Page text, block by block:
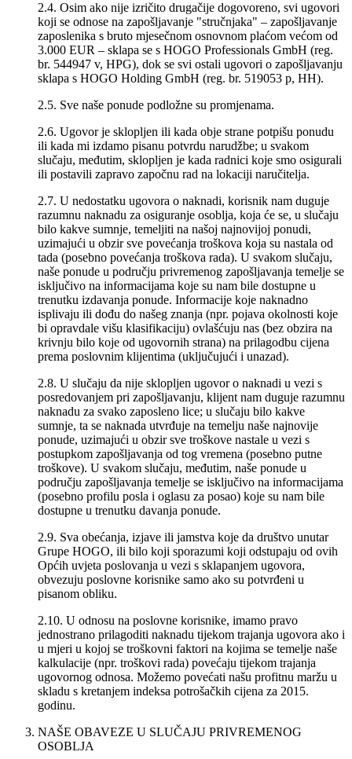
2.4. Osim ako nije izričito drugačije dogovoreno, svi ugovori
koji se odnose na zapošljavanje "stručnjaka" – zapošljavanje
zaposlenika s bruto mjesečnom osnovnom plaćom većom od
3.000 EUR – sklapa se s HOGO Professionals GmbH (reg.
br. 544947 v, HPG), dok se svi ostali ugovori o zapošljavanju
sklapa s HOGO Holding GmbH (reg. br. 519053 p, HH).
2.5. Sve naše ponude podložne su promjenama.
2.6. Ugovor je sklopljen ili kada obje strane potpišu ponudu
ili kada mi izdamo pisanu potvrdu narudžbe; u svakom
slučaju, međutim, sklopljen je kada radnici koje smo osigurali
ili postavili zapravo započnu rad na lokaciji naručitelja.
2.7. U nedostatku ugovora o naknadi, korisnik nam duguje
razumnu naknadu za osiguranje osoblja, koja će se, u slučaju
bilo kakve sumnje, temeljiti na našoj najnovijoj ponudi,
uzimajući u obzir sve povećanja troškova koja su nastala od
tada (posebno povećanja troškova rada). U svakom slučaju,
naše ponude u području privremenog zapošljavanja temelje se
isključivo na informacijama koje su nam bile dostupne u
trenutku izdavanja ponude. Informacije koje naknadno
isplivaju ili dođu do našeg znanja (npr. pojava okolnosti koje
bi opravdale višu klasifikaciju) ovlašćuju nas (bez obzira na
krivnju bilo koje od ugovornih strana) na prilagodbu cijena
prema poslovnim klijentima (uključujući i unazad).
2.8. U slučaju da nije sklopljen ugovor o naknadi u vezi s
posredovanjem pri zapošljavanju, klijent nam duguje razumnu
naknadu za svako zaposleno lice; u slučaju bilo kakve
sumnje, ta se naknada utvrđuje na temelju naše najnovije
ponude, uzimajući u obzir sve troškove nastale u vezi s
postupkom zapošljavanja od tog vremena (posebno putne
troškove). U svakom slučaju, međutim, naše ponude u
području zapošljavanja temelje se isključivo na informacijama
(posebno profilu posla i oglasu za posao) koje su nam bile
dostupne u trenutku davanja ponude.
2.9. Sva obećanja, izjave ili jamstva koje da društvo unutar
Grupe HOGO, ili bilo koji sporazumi koji odstupaju od ovih
Općih uvjeta poslovanja u vezi s sklapanjem ugovora,
obvezuju poslovne korisnike samo ako su potvrđeni u
pisanom obliku.
2.10. U odnosu na poslovne korisnike, imamo pravo
jednostrano prilagoditi naknadu tijekom trajanja ugovora ako i
u mjeri u kojoj se troškovni faktori na kojima se temelje naše
kalkulacije (npr. troškovi rada) povećaju tijekom trajanja
ugovornog odnosa. Možemo povećati našu profitnu maržu u
skladu s kretanjem indeksa potrošačkih cijena za 2015.
godinu.
NAŠE OBAVEZE U SLUČAJU PRIVREMENOG
OSOBLJA